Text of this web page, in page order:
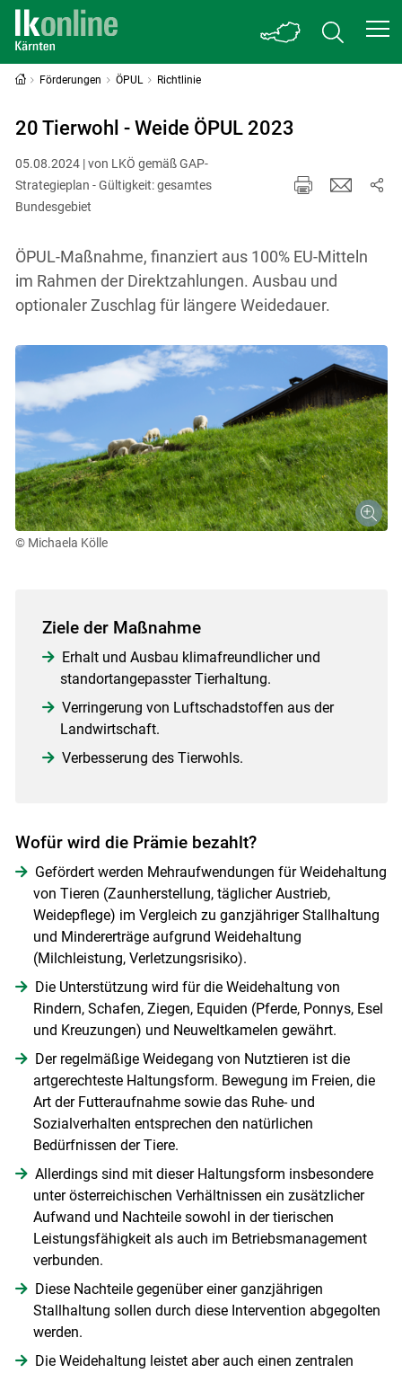
Förderungen ÖPUL Richtlinie
20 Tierwohl - Weide ÖPUL 2023
05.08.2024 | von LKÖ gemäß GAP-
Strategieplan - Gültigkeit: gesamtes
Bundesgebiet
ÖPUL-Maßnahme, finanziert aus 100% EU-Mitteln
im Rahmen der Direktzahlungen. Ausbau und
optionaler Zuschlag für längere Weidedauer.
© Michaela Kölle
Ziele der Maßnahme
Erhalt und Ausbau klimafreundlicher und
standortangepasster Tierhaltung.
Verringerung von Luftschadstoffen aus der
Landwirtschaft.
Verbesserung des Tierwohls.
Wofür wird die Prämie bezahlt?
Gefördert werden Mehraufwendungen für Weidehaltung
von Tieren (Zaunherstellung, täglicher Austrieb,
Weidepflege) im Vergleich zu ganzjähriger Stallhaltung
und Mindererträge aufgrund Weidehaltung
(Milchleistung, Verletzungsrisiko).
Die Unterstützung wird für die Weidehaltung von
Rindern, Schafen, Ziegen, Equiden (Pferde, Ponnys, Esel
und Kreuzungen) und Neuweltkamelen gewährt.
Der regelmäßige Weidegang von Nutztieren ist die
artgerechteste Haltungsform. Bewegung im Freien, die
Art der Futteraufnahme sowie das Ruhe- und
Sozialverhalten entsprechen den natürlichen
Bedürfnissen der Tiere.
Allerdings sind mit dieser Haltungsform insbesondere
unter österreichischen Verhältnissen ein zusätzlicher
Aufwand und Nachteile sowohl in der tierischen
Leistungsfähigkeit als auch im Betriebsmanagement
verbunden.
Diese Nachteile gegenüber einer ganzjährigen
Stallhaltung sollen durch diese Intervention abgegolten
werden.
Die Weidehaltung leistet aber auch einen zentralen